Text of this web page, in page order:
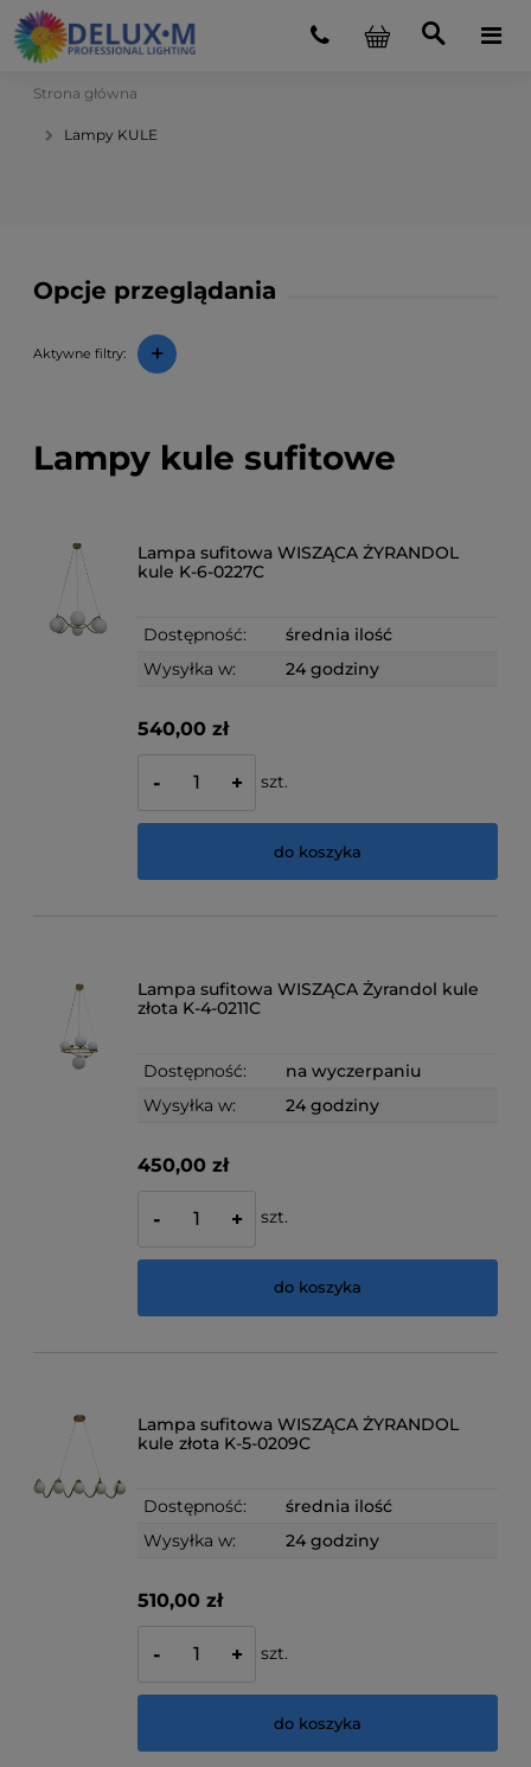
Strona główna
Lampy KULE
Opcje przeglądania
Aktywne filtry: +
Lampy kule sufitowe
Lampa sufitowa WISZĄCA ŻYRANDOL
kule K-6-0227C
Dostępność:
średnia ilość
Wysyłka w:
24 godziny
540,00 zł
- + szt.
do koszyka
Lampa sufitowa WISZĄCA Żyrandol kule
złota K-4-0211C
Dostępność:
na wyczerpaniu
Wysyłka w:
24 godziny
450,00 zł
- + szt.
do koszyka
Lampa sufitowa WISZĄCA ŻYRANDOL
kule złota K-5-0209C
Dostępność:
średnia ilość
Wysyłka w:
24 godziny
510,00 zł
- + szt.
do koszyka